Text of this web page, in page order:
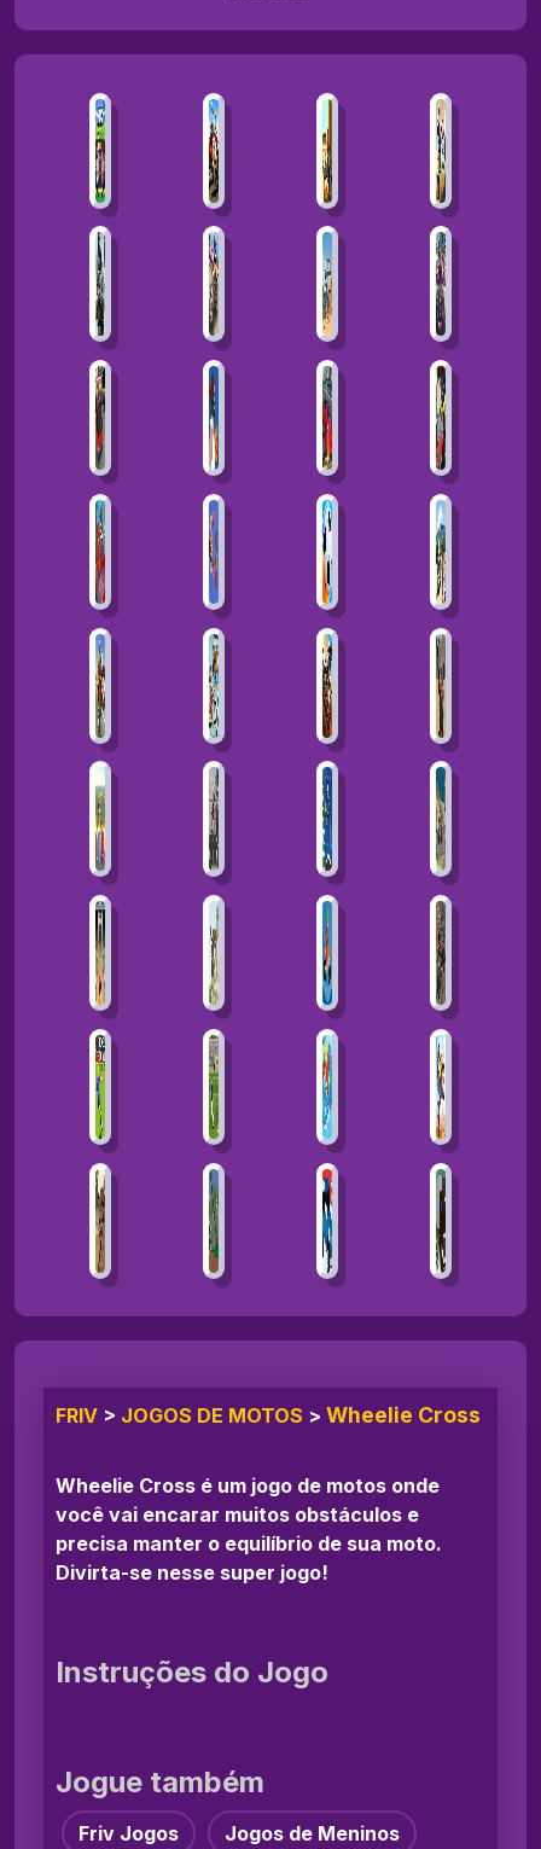
FRIV > JOGOS DE MOTOS > Wheelie Cross
Wheelie Cross é um jogo de motos onde
você vai encarar muitos obstáculos e
precisa manter o equilíbrio de sua moto.
Divirta-se nesse super jogo!
Instruções do Jogo
Jogue também
Friv Jogos Jogos de Meninos